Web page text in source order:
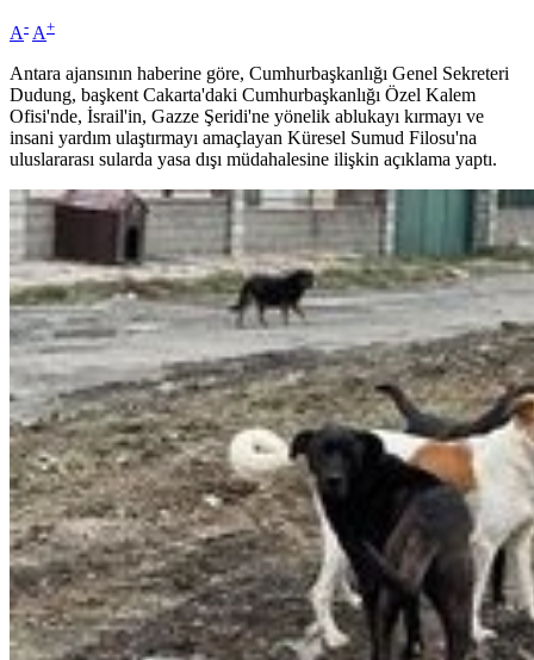
A- A+
Antara ajansının haberine göre, Cumhurbaşkanlığı Genel Sekreteri
Dudung, başkent Cakarta'daki Cumhurbaşkanlığı Özel Kalem
Ofisi'nde, İsrail'in, Gazze Şeridi'ne yönelik ablukayı kırmayı ve
insani yardım ulaştırmayı amaçlayan Küresel Sumud Filosu'na
uluslararası sularda yasa dışı müdahalesine ilişkin açıklama yaptı.